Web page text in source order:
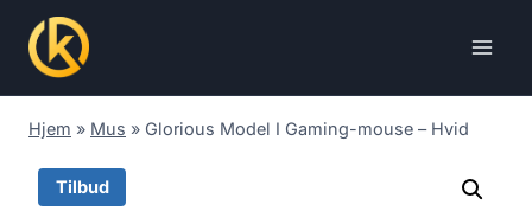
content
Hjem » Mus » Glorious Model I Gaming-mouse – Hvid
Tilbud